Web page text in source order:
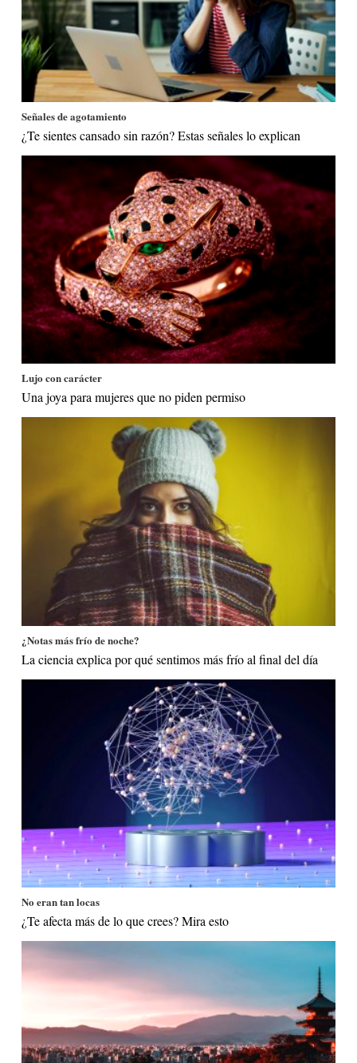
Señales de agotamiento
¿Te sientes cansado sin razón? Estas señales lo explican
Lujo con carácter
Una joya para mujeres que no piden permiso
¿Notas más frío de noche?
La ciencia explica por qué sentimos más frío al final del día
No eran tan locas
¿Te afecta más de lo que crees? Mira esto